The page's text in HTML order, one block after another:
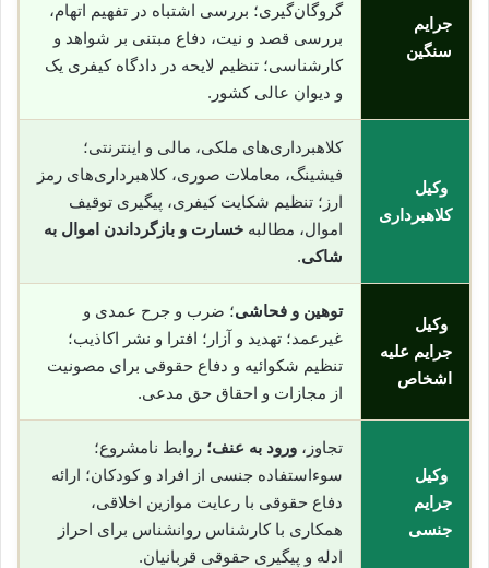
جرایم
سنگین
گروگان‌گیری؛ بررسی اشتباه در تفهیم اتهام،
بررسی قصد و نیت، دفاع مبتنی بر شواهد و
کارشناسی؛ تنظیم لایحه در دادگاه کیفری یک
و دیوان عالی کشور.
وکیل
کلاهبرداری
کلاهبرداری‌های ملکی، مالی و اینترنتی؛
فیشینگ، معاملات صوری، کلاهبرداری‌های رمز
ارز؛ تنظیم شکایت کیفری، پیگیری توقیف
اموال، مطالبه خسارت و بازگرداندن اموال به
شاکی.
وکیل
جرایم علیه
اشخاص
توهین و فحاشی؛ ضرب و جرح عمدی و
غیرعمد؛ تهدید و آزار؛ افترا و نشر اکاذیب؛
تنظیم شکوائیه و دفاع حقوقی برای مصونیت
از مجازات و احقاق حق مدعی.
وکیل
جرایم
جنسی
تجاوز، ورود به عنف؛ روابط نامشروع؛
سوءاستفاده جنسی از افراد و کودکان؛ ارائه
دفاع حقوقی با رعایت موازین اخلاقی،
همکاری با کارشناس روانشناس برای احراز
ادله و پیگیری حقوقی قربانیان.